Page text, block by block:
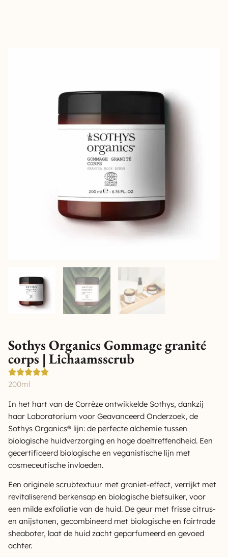
Sothys Organics Gommage granité
corps | Lichaamsscrub
200ml
In het hart van de Corrèze ontwikkelde Sothys, dankzij
haar Laboratorium voor Geavanceerd Onderzoek, de
Sothys Organics® lijn: de perfecte alchemie tussen
biologische huidverzorging en hoge doeltreffendheid. Een
gecertificeerd biologische en veganistische lijn met
cosmeceutische invloeden.
Een originele scrubtextuur met graniet-effect, verrijkt met
revitaliserend berkensap en biologische bietsuiker, voor
een milde exfoliatie van de huid. De geur met frisse citrus-
en anijstonen, gecombineerd met biologische en fairtrade
sheaboter, laat de huid zacht geparfumeerd en gevoed
achter.